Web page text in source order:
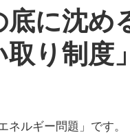
に沈め
り制度」
ルギー問題」です。